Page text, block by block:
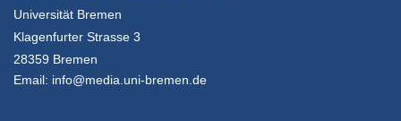
Universität Bremen
Klagenfurter Strasse 3
28359 Bremen
Email: info@media.uni-bremen.de